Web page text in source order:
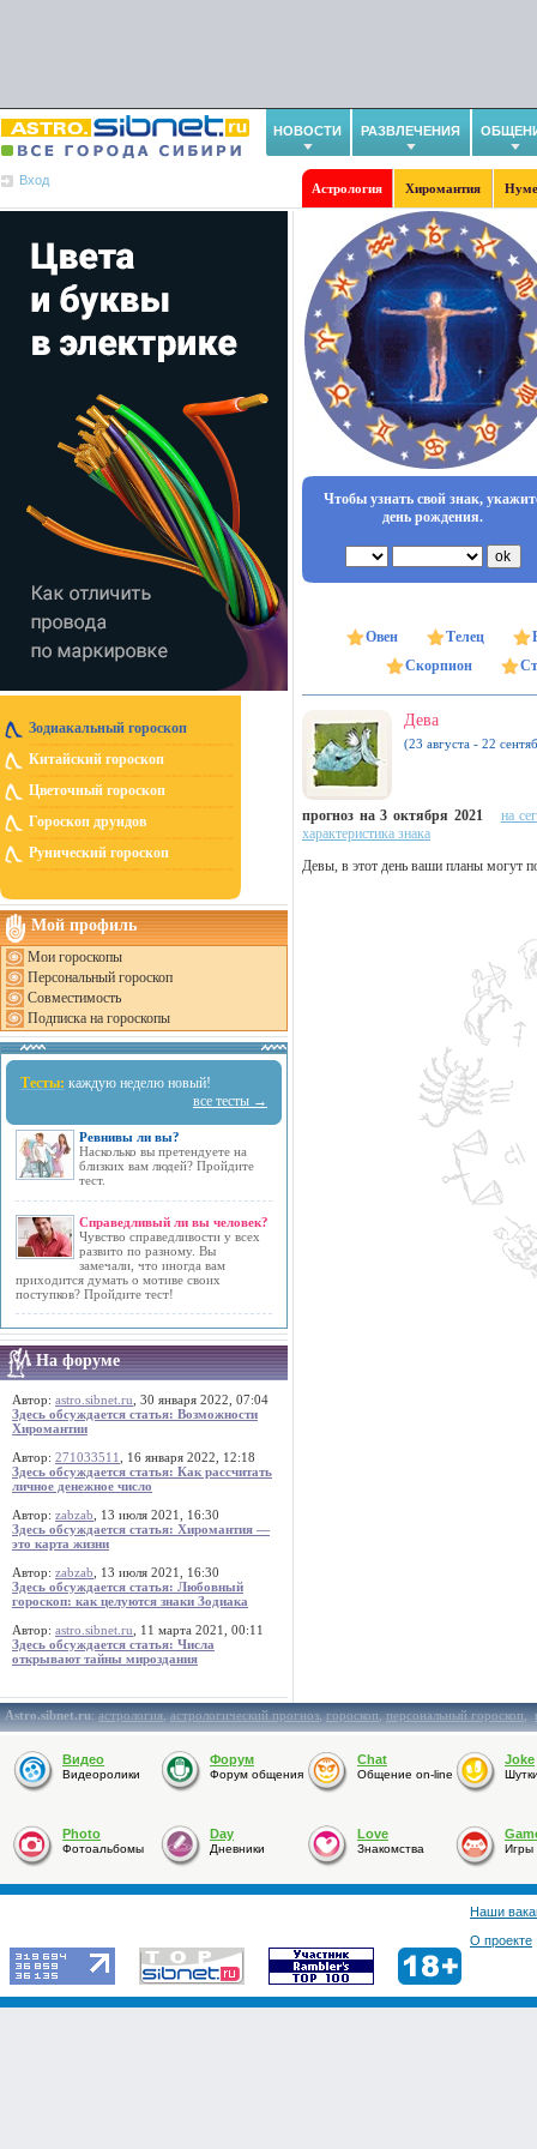
НОВОСТИ РАЗВЛЕЧЕНИЯ
Вход
Астрология Хиромантия
Зодиакальный гороскоп
Китайский гороскоп
Цветочный гороскоп
Гороскоп друидов
Рунический гороскоп
Мой профиль
Мои гороскопы
Персональный гороскоп
Совместимость
Подписка на гороскопы
Тесты: каждую неделю новый!
все тесты →
Ревнивы ли вы?
Насколько вы претендуете на
близких вам людей? Пройдите
тест.
Справедливый ли вы человек?
Чувство справедливости у всех
развито по разному. Вы
замечали, что иногда вам
приходится думать о мотиве своих
поступков? Пройдите тест!
На форуме
Автор: astro.sibnet.ru , 30 января 2022, 07:04
Здесь обсуждается статья: Возможности
Хиромантии
Автор: 271033511
, 16 января 2022, 12:18
Здесь обсуждается статья: Как рассчитать
личное денежное число
Автор: zabzab , 13 июля 2021, 16:30
Здесь обсуждается статья: Хиромантия —
это карта жизни
Автор: zabzab , 13 июля 2021, 16:30
Здесь обсуждается статья: Любовный
гороскоп: как целуются знаки Зодиака
Автор: astro.sibnet.ru , 11 марта 2021, 00:11
Здесь обсуждается статья: Числа
открывают тайны мироздания
Чтобы узнать свой знак,
день рождения.
Овен Телец
Скорпион
Дева
(23 августа - 22
прогноз на 3 октября 2021
на
характеристика знака
Девы, в этот день ваши планы могут
Astro.sibnet.ru:астрология,астрологический прогноз,гороскоп,персональный гороскоп,
Видео
Видеоролики
Форум
Форум общения
Chat
Общение on-line
Joke
Photo
Фотоальбомы
Day
Дневники
Love
Знакомства Игры
Наши
О проекте